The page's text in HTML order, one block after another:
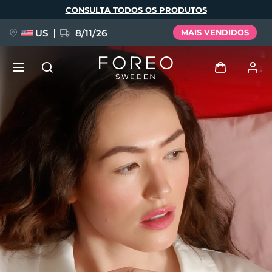
principal
CONSULTA TODOS OS PRODUTOS
US 8/11/26 MAIS VENDIDOS
Entrar
Perfil de usuário
Meus aparelhos
Meus pedidos
Meus endereços
As minhas subscrições
NOVIDADE
FAQ™ Pure Beauty-Tech Elixir
BREAKING NEWS
issa™ Teeth Whitening Set
Idioma
English Deutsch
Español
Français
Português
Polski
Svenska
Русский
Türkçe
简体中文 繁體中文